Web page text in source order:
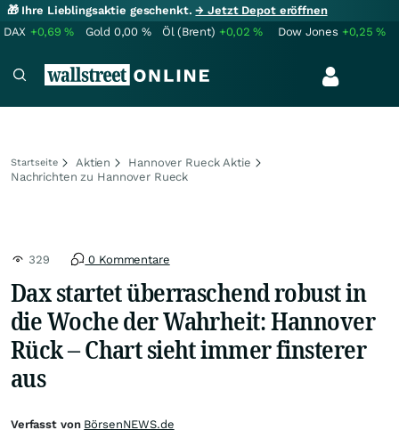
🎁 Ihre Lieblingsaktie geschenkt.→ Jetzt Depot eröffnen
DAX +0,69% Gold 0,00 % Öl (Brent) +0,02% Dow Jones +0,25%
Startseite Aktien
Hannover Rueck Aktie
Nachrichten zu Hannover Rueck
329 0 Kommentare
Dax startet überraschend robust in
die Woche der Wahrheit: Hannover
Rück – Chart sieht immer finsterer
aus
Verfasst von BörsenNEWS.de